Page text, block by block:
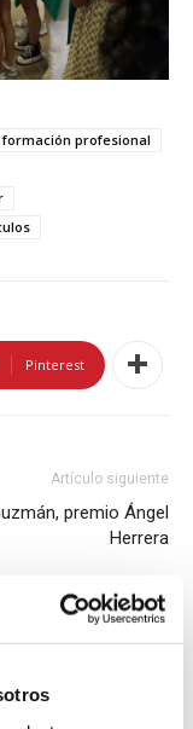
formación profesional
Pinterest
Artículo siguiente
premio Ángel
Herrera